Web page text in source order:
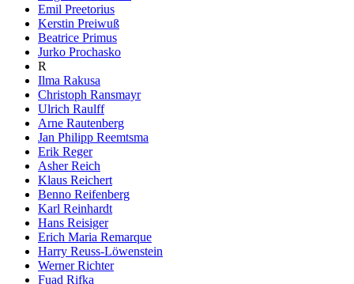
Emil Preetorius
Kerstin Preiwuß
Beatrice Primus
Jurko Prochasko
R
Ilma Rakusa
Christoph Ransmayr
Ulrich Raulff
Arne Rautenberg
Jan Philipp Reemtsma
Erik Reger
Asher Reich
Klaus Reichert
Benno Reifenberg
Karl Reinhardt
Hans Reisiger
Erich Maria Remarque
Harry Reuss-Löwenstein
Werner Richter
Fuad Rifka